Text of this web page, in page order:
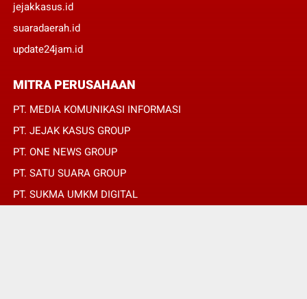
jejakkasus.id
suaradaerah.id
update24jam.id
MITRA PERUSAHAAN
PT. MEDIA KOMUNIKASI INFORMASI
PT. JEJAK KASUS GROUP
PT. ONE NEWS GROUP
PT. SATU SUARA GROUP
PT. SUKMA UMKM DIGITAL